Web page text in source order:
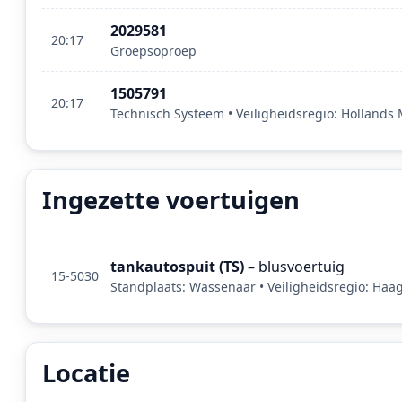
20:17 2029581
Groepsoproep
20:17 1505791
Technisch Systeem • Veiligheidsregio: Hollands
Ingezette voertuigen
15-5030 tankautospuit (TS)– blusvoertuig
Standplaats: Wassenaar • Veiligheidsregio:
Locatie
Locatie van het incident: Rijksweg A44 L 19,7,